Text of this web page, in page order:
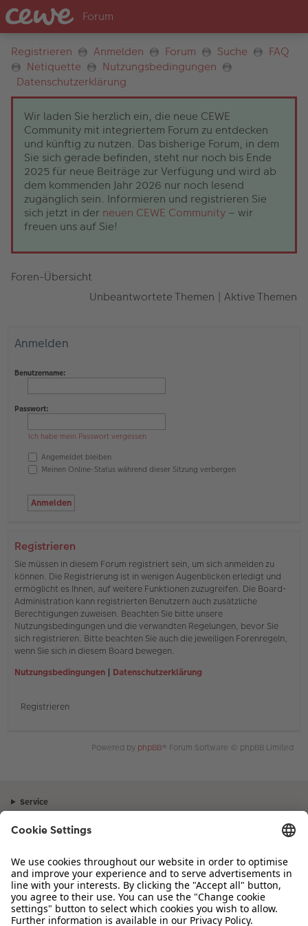
Registrieren Anmelden Forum Suche
FAQ
Netiquette
Nutzungsbedingungen
Datenschutzerklärung
Wir laden Sie herzlich ein, die neue CEWE
Community mit integriertem Forum zu entdecken
und künftig zu nutzen. Das bisherige Forum, in dem
Sie sich gerade befinden, steht nur noch bis Ende
2025 für neue Beiträge zur Verfügung und wird ab
dem kommenden Jahr 2026 nur noch lesend
zugänglich sein. Informieren und registrieren Sie
sich jetzt in der neuen CEWE Community – wir
freuen uns auf Sie!
Foren-Übersicht
Unbeantwortete Themen | Aktive Themen
Anmelden
Benutzername:
Passwort:
Ich habe mein Passwort vergessen
Angemeldet bleiben
Meinen Online-Status während dieser Sitzung verbergen
Registrieren
Sie müssen in diesem Forum registriert sein, um sich anmelden zu
können. Die Registrierung ist in wenigen Augenblicken erledigt und
ermöglicht es Ihnen, auf weitere Funktionen zuzugreifen. Die Board-
Administration kann registrierten Benutzern auch zusätzliche
Berechtigungen zuweisen. Beachten Sie bitte unsere
Nutzungsbedingungen und die verwandten Regelungen, bevor Sie
sich registrieren. Bitte beachten Sie auch die jeweiligen Forenregeln,
wenn Sie sich in diesem Board bewegen.
Nutzungsbedingungen | Datenschutzerklärung
Registrieren
Powered by phpBB® Forum Software © phpBB Limited
Service
Sortiment